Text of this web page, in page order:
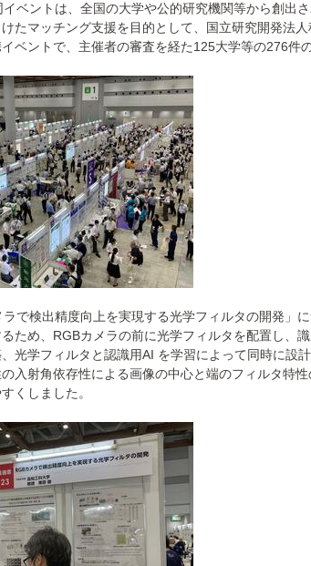
ベントは、全国の大学や公的研究機関等から創出
たマッチング支援を目的として、国立研究開発法
ベントで、主催者の審査を経た125大学等の276件
で検出精度向上を実現する光学フィルタの開発」
ため、RGBカメラの前に光学フィルタを配置し、
光学フィルタと認識用AI を学習によって同時に設
入射角依存性による画像の中心と端のフィルタ特
くしました。